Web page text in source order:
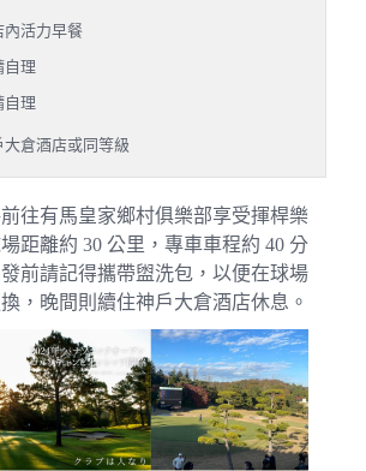
內活力早餐
自理
自理
大倉酒店或同等級
往有馬皇家鄉村俱樂部享受揮桿樂
距離約 30 公里，專車車程約 40 分
前請記得攜帶盥洗包，以便在球場
，晚間則續住神戶大倉酒店休息。